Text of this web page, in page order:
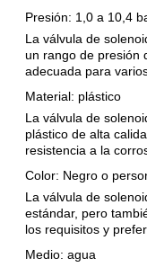
Presión: 1,0 a 10,4
La válvula de
un rango de presión
adecuada para
Material: plástico
La válvula de
plástico de alta
resistencia a la
Color: Negro o
La válvula de
estándar, pero
los requisitos y
Medio: agua